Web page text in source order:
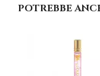
POTREBBE